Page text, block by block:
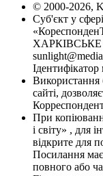
© 2000-2026,
Суб'єкт у
ХАРКІВСЬКЕ
Використання
сайті,
При
і світу» , для
відкрите для
Посилання має
повного або